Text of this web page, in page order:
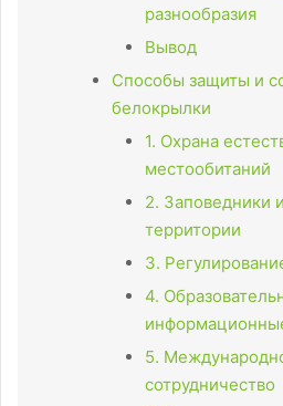
разнообразия
Вывод
Способы защиты и
белокрылки
1. Охрана
местообитаний
2. Заповедники
территории
3.
4.
5.
сотрудничество